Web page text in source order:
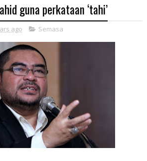
guna perkataan ‘tahi’
ago Semasa